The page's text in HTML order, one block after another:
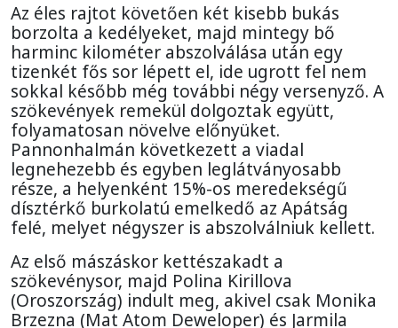
Az éles rajtot követően két kisebb bukás
borzolta a kedélyeket, majd mintegy bő
harminc kilométer abszolválása után egy
tizenkét fős sor lépett el, ide ugrott fel nem
sokkal később még további négy versenyző. A
szökevények remekül dolgoztak együtt,
folyamatosan növelve előnyüket.
Pannonhalmán következett a viadal
legnehezebb és egyben leglátványosabb
része, a helyenként 15%-os meredekségű
dísztérkő burkolatú emelkedő az Apátság
felé, melyet négyszer is abszolválniuk kellett.
Az első mászáskor kettészakadt a
szökevénysor, majd Polina Kirillova
(Oroszország) indult meg, akivel csak Monika
Brzezna (Mat Atom Deweloper) és Jarmila